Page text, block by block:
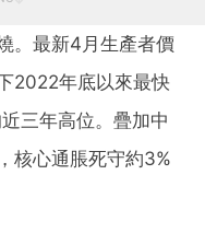
。最新4月生產者價
2022年底以來最快
三年高位。疊加中
核心通脹死守約3%